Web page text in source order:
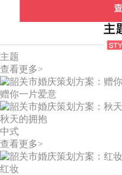
主题
查看更多>
赠你一片爱意
秋天的拥抱
中式
查看更多>
红妆